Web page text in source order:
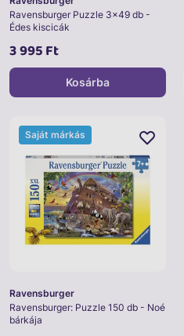
Ravensburger Puzzle 3x49 db -
Édes kiscicák
3 995 Ft
Kosárba
Ravensburger
Ravensburger: Puzzle 150 db - Noé
bárkája
Saját márkás